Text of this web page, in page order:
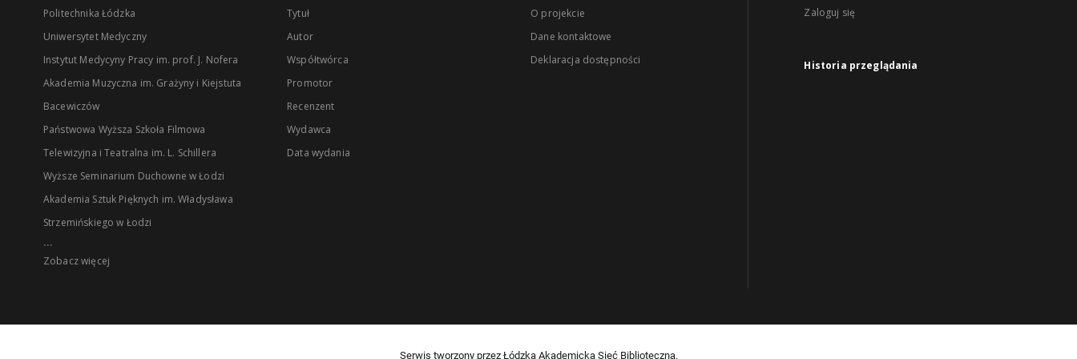
Politechnika Łódzka
Uniwersytet Medyczny
Instytut Medycyny Pracy im. prof. J. Nofera
Akademia Muzyczna im. Grażyny i Kiejstuta
Bacewiczów
Państwowa Wyższa Szkoła Filmowa
Telewizyjna i Teatralna im. L. Schillera
Wyższe Seminarium Duchowne w Łodzi
Akademia Sztuk Pięknych im. Władysława
Strzemińskiego w Łodzi
...
Zobacz więcej
Tytuł
Autor
Współtwórca
Promotor
Recenzent
Wydawca
Data wydania
O projekcie
Dane kontaktowe
Deklaracja dostępności
Zaloguj się
Historia przeglądania
Serwis tworzony przez Łódzką Akademicką Sieć Biblioteczną.